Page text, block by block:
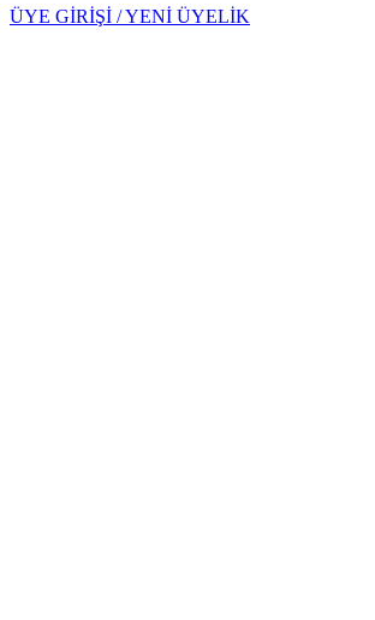
ÜYE GİRİŞİ / YENİ ÜYELİK